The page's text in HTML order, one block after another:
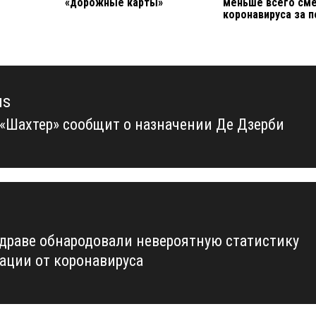
коронавируса за
сообщит о назначении Де Дзерби
обнародовали невероятную статистику
от коронавируса